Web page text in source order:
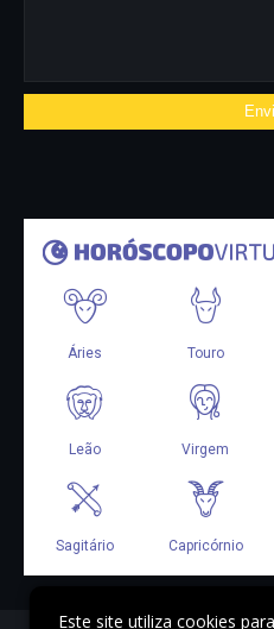
Este site utiliza cookies